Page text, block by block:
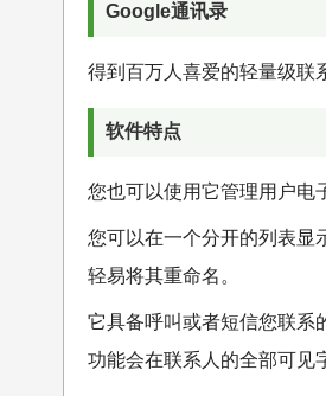
Google通讯录
得到百万人喜爱的轻量级联
软件特点
您也可以使用它管理用户电
您可以在一个分开的列表显
轻易将其重命名。
它具备呼叫或者短信您联系
功能会在联系人的全部可见